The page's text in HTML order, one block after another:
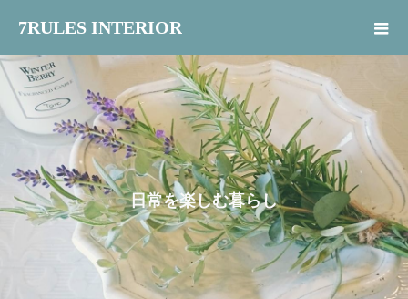
7RULES INTERIOR
日常を楽しむ暮らし